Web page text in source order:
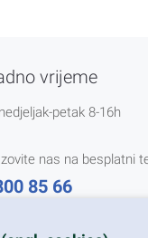
vrijeme
petak 8-16h
nas na besplatni
85 66